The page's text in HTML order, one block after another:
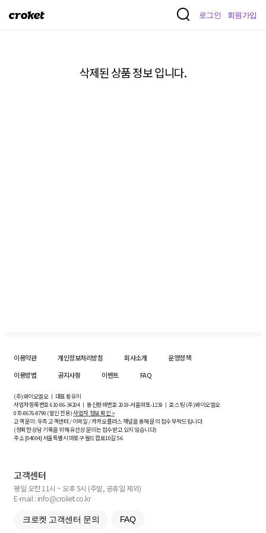
크
로그인 회원가입
삭제된 상품 정보 입니다.
이용약관 개인정보처리방침 회사소개
운영정책
이용방법
공지사항 이벤트 FAQ
(주)와이오엘오 ㅣ 대표 황유미
사업자등록번호610-86-34204ㅣ 통신판매번호 2019-서울마포-1239 ㅣ 호스팅 (주)와이오엘오
070-8676-8799 (발신 전용)사업자 정보 확인 >
고객 문의: 우측 고객센터 / 이메일 / 카카오플러스 채널을 통해 문의 접수 부탁드립니다.
(정확한 상담 기록을 위해 유선상 문의는 접수받고 있지 않습니다)
주소 [04004] 서울특별시 마포구 월드컵로10길5-6
고객센터
평일 오전 11시 ~ 오후 5시 (주말, 공휴일 제외)
E-mail : info@croket.co.kr
크로켓 고객센터 문의 FAQ